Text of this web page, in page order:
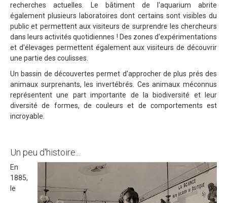
recherches actuelles. Le bâtiment de l'aquarium abrite
également plusieurs laboratoires dont certains sont visibles du
public et permettent aux visiteurs de surprendre les chercheurs
dans leurs activités quotidiennes ! Des zones d'expérimentations
et d'élevages permettent également aux visiteurs de découvrir
une partie des coulisses.
Un bassin de découvertes permet d'approcher de plus prés des
animaux surprenants, les invertébrés. Ces animaux méconnus
représentent une part importante de la biodiversité et leur
diversité de formes, de couleurs et de comportements est
incroyable.
Un peu d'histoire...
En
1885,
le